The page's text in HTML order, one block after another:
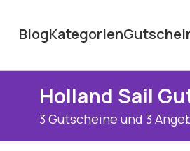
BlogKategorien
Holland Sail
3 Gutscheine und 3